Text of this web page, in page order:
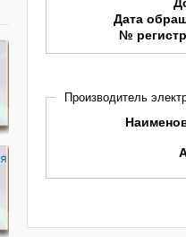
Дата
№
Производитель